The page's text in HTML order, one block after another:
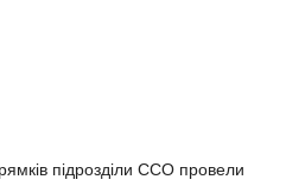
підрозділи ССО провели